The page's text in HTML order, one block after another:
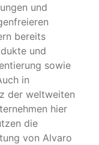
und
bereits
und
sowie
in
der weltweiten
hier
die
von Alvaro